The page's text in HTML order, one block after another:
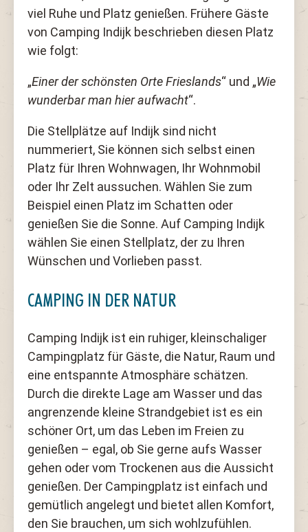
viel Ruhe und Platz genießen. Frühere Gäste
von Camping Indijk beschrieben diesen Platz
wie folgt:
„Einer der schönsten Orte Frieslands“ und „Wie
wunderbar man hier aufwacht“.
Die Stellplätze auf Indijk sind nicht
nummeriert, Sie können sich selbst einen
Platz für Ihren Wohnwagen, Ihr Wohnmobil
oder Ihr Zelt aussuchen. Wählen Sie zum
Beispiel einen Platz im Schatten oder
genießen Sie die Sonne. Auf Camping Indijk
wählen Sie einen Stellplatz, der zu Ihren
Wünschen und Vorlieben passt.
CAMPING IN DER NATUR
Camping Indijk ist ein ruhiger, kleinschaliger
Campingplatz für Gäste, die Natur, Raum und
eine entspannte Atmosphäre schätzen.
Durch die direkte Lage am Wasser und das
angrenzende kleine Strandgebiet ist es ein
schöner Ort, um das Leben im Freien zu
genießen – egal, ob Sie gerne aufs Wasser
gehen oder vom Trockenen aus die Aussicht
genießen. Der Campingplatz ist einfach und
gemütlich angelegt und bietet allen Komfort,
den Sie brauchen, um sich wohlzufühlen.